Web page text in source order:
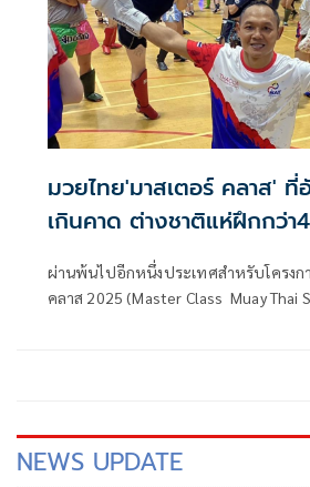
มวยไทย'มาสเตอร์ คลาส' ที่
เกินคาด ต่างชาติแห่ฝึกกว่
ผ่านพ้นไปอีกหนึ่งประเทศสำหรับโครงก
คลาส 2025 (Master Class Muay Thai
NEWS UPDATE